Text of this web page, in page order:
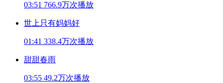
03:51 766.9万次播放
世上只有妈妈好
01:41 338.4万次播放
甜甜春雨
03:55 49.2万次播放